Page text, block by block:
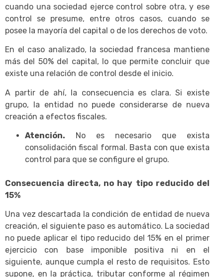
cuando una sociedad ejerce control sobre otra, y ese
control se presume, entre otros casos, cuando se
posee la mayoría del capital o de los derechos de voto.
En el caso analizado, la sociedad francesa mantiene
más del 50% del capital, lo que permite concluir que
existe una relación de control desde el inicio.
A partir de ahí, la consecuencia es clara. Si existe
grupo, la entidad no puede considerarse de nueva
creación a efectos fiscales.
Atención. No es necesario que exista
consolidación fiscal formal. Basta con que exista
control para que se configure el grupo.
Consecuencia directa, no hay tipo reducido del
15%
Una vez descartada la condición de entidad de nueva
creación, el siguiente paso es automático. La sociedad
no puede aplicar el tipo reducido del 15% en el primer
ejercicio con base imponible positiva ni en el
siguiente, aunque cumpla el resto de requisitos. Esto
supone, en la práctica, tributar conforme al régimen